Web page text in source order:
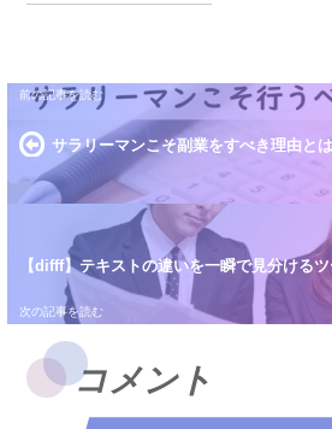
サラリーマンこそ副業をすべき理由と
【difff】テキストの違いを一瞬で見分けるツ
コメント